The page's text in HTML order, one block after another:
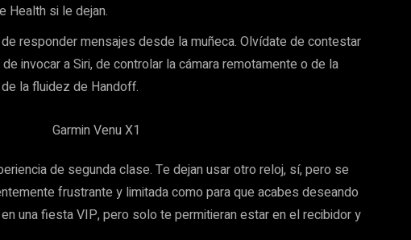
Health si le dejan.
responder mensajes desde la muñeca. Olvídate de contestar
invocar a Siri, de controlar la cámara remotamente o de la
la fluidez de Handoff.
de segunda clase. Te dejan usar otro reloj, sí, pero se
frustrante y limitada como para que acabes deseando
una fiesta VIP, pero solo te permitieran estar en el recibidor y